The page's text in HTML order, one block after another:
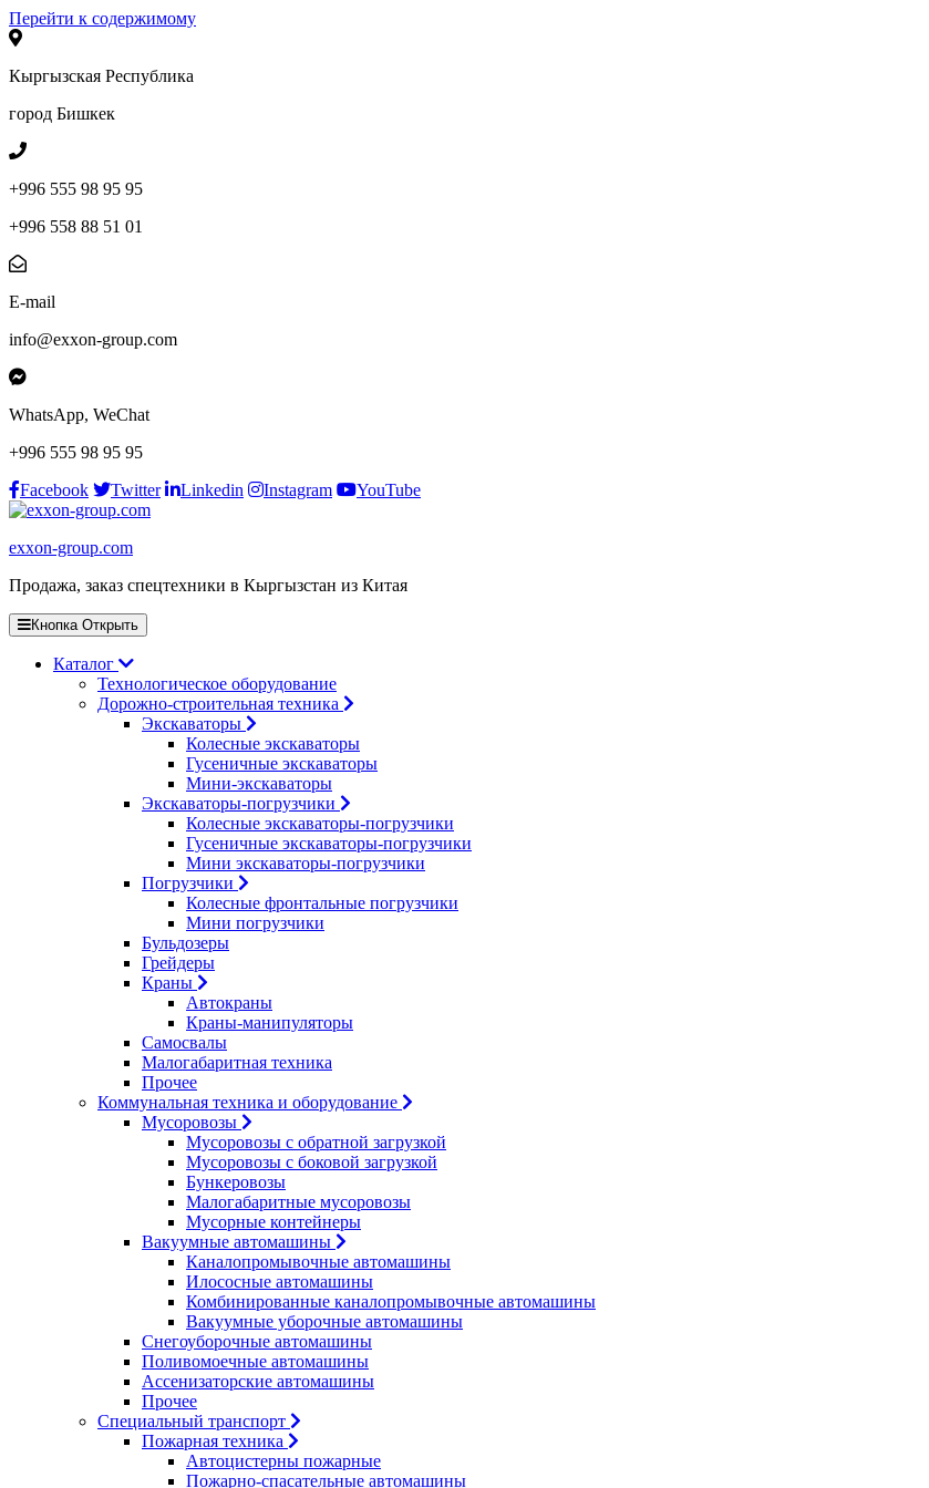
Перейти к содержимому
Кыргызская Республика
город Бишкек
+996 555 98 95 95
+996 558 88 51 01
E-mail
info@exxon-group.com
WhatsApp, WeChat
+996 555 98 95 95
Facebook
Twitter Linkedin Instagram YouTube
exxon-group.com
Продажа, заказ спецтехники в Кыргызстан из Китая
Кнопка Открыть
Каталог
Технологическое оборудование
Дорожно-строительная техника
Экскаваторы
Колесные экскаваторы
Гусеничные экскаваторы
Мини-экскаваторы
Экскаваторы-погрузчики
Колесные экскаваторы-погрузчики
Гусеничные экскаваторы-погрузчики
Мини экскаваторы-погрузчики
Погрузчики
Колесные фронтальные погрузчики
Мини погрузчики
Бульдозеры
Грейдеры
Краны
Автокраны
Краны-манипуляторы
Самосвалы
Малогабаритная техника
Прочее
Коммунальная техника и оборудование
Мусоровозы
Мусоровозы с обратной загрузкой
Мусоровозы с боковой загрузкой
Бункеровозы
Малогабаритные мусоровозы
Мусорные контейнеры
Вакуумные автомашины
Каналопромывочные автомашины
Илососные автомашины
Комбинированные каналопромывочные автомашины
Вакуумные уборочные автомашины
Снегоуборочные автомашины
Поливомоечные автомашины
Ассенизаторские автомашины
Прочее
Специальный транспорт
Пожарная техника
Автоцистерны пожарные
Пожарно-спасательные автомашины